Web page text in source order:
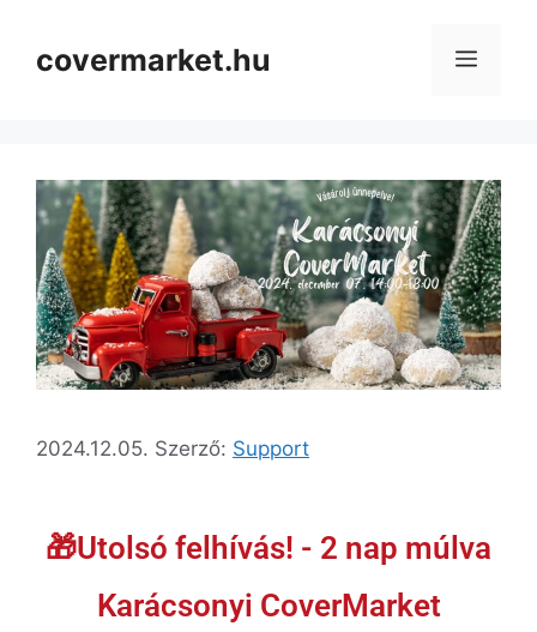
covermarket.hu
2024.12.05. Szerző: Support
🎁Utolsó felhívás! - 2 nap múlva
Karácsonyi CoverMarket